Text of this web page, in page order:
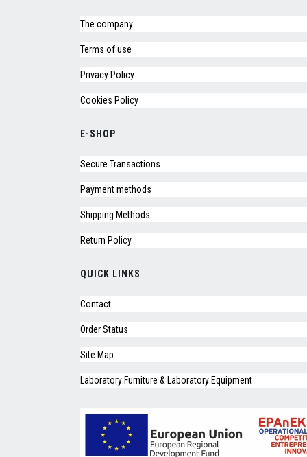
The company
Terms of use
Privacy Policy
Cookies Policy
E-SHOP
Secure Transactions
Payment methods
Shipping Methods
Return Policy
QUICK LINKS
Contact
Order Status
Site Map
Laboratory Furniture & Laboratory Equipment